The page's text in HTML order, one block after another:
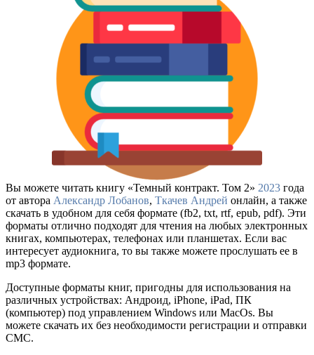
Вы можете читать книгу «Темный контракт. Том 2» 2023 года
от автора Александр Лобанов, Ткачев Андрей онлайн, а также
скачать в удобном для себя формате (fb2, txt, rtf, epub, pdf). Эти
форматы отлично подходят для чтения на любых электронных
книгах, компьютерах, телефонах или планшетах. Если вас
интересует аудиокнига, то вы также можете прослушать ее в
mp3 формате.
Доступные форматы книг, пригодны для использования на
различных устройствах: Андроид, iPhone, iPad, ПК
(компьютер) под управлением Windows или MacOs. Вы
можете скачать их без необходимости регистрации и отправки
СМС.